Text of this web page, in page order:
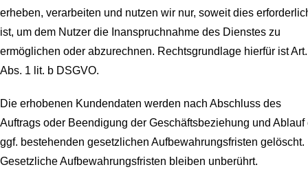
erheben, verarbeiten und nutzen wir nur, soweit dies
ist, um dem Nutzer die Inanspruchnahme des Dienstes zu
ermöglichen oder abzurechnen. Rechtsgrundlage hierfür ist
Abs. 1 lit. b DSGVO.
Die erhobenen Kundendaten werden nach Abschluss des
Auftrags oder Beendigung der Geschäftsbeziehung und Ablauf
ggf. bestehenden gesetzlichen Aufbewahrungsfristen gelöscht.
Gesetzliche Aufbewahrungsfristen bleiben unberührt.